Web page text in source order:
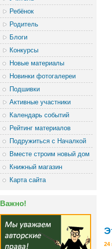
Ребёнок
Родитель
Блоги
Конкурсы
Новые материалы
Новинки фотогалереи
Подшивки
Активные участники
Календарь событий
Рейтинг материалов
Подружиться с Началкой
Вместе строим новый дом
Книжный магазин
Карта сайта
Важно!
24